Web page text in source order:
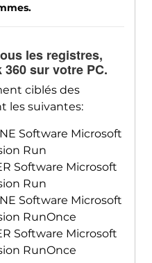
les registres,
360 sur votre PC.
ciblés des
les suivantes:
Software Microsoft
Run
Software Microsoft
Run
Software Microsoft
RunOnce
Software Microsoft
RunOnce